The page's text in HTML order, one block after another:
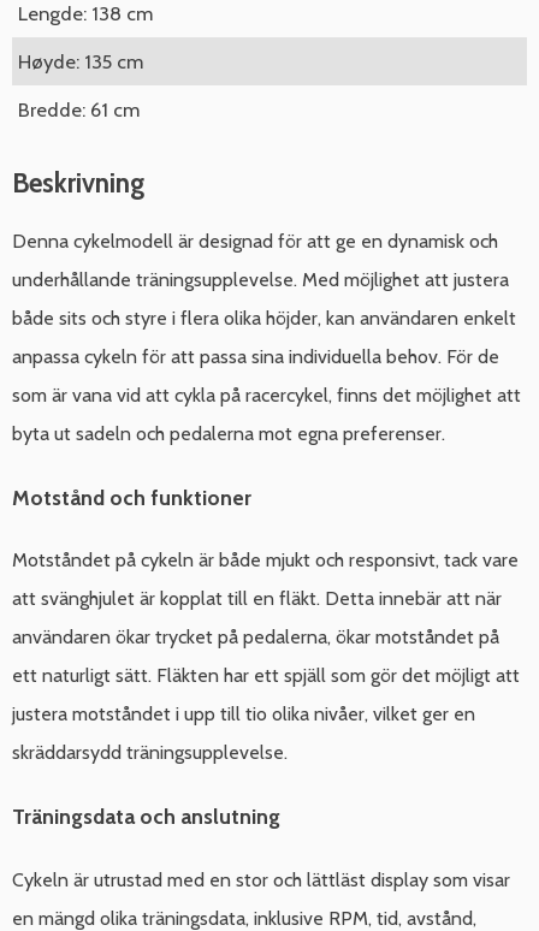
Lengde: 138 cm
Høyde: 135 cm
Bredde: 61 cm
Beskrivning
Denna cykelmodell är designad för att ge en dynamisk och
underhållande träningsupplevelse. Med möjlighet att justera
både sits och styre i flera olika höjder, kan användaren enkelt
anpassa cykeln för att passa sina individuella behov. För de
som är vana vid att cykla på racercykel, finns det möjlighet att
byta ut sadeln och pedalerna mot egna preferenser.
Motstånd och funktioner
Motståndet på cykeln är både mjukt och responsivt, tack vare
att svänghjulet är kopplat till en fläkt. Detta innebär att när
användaren ökar trycket på pedalerna, ökar motståndet på
ett naturligt sätt. Fläkten har ett spjäll som gör det möjligt att
justera motståndet i upp till tio olika nivåer, vilket ger en
skräddarsydd träningsupplevelse.
Träningsdata och anslutning
Cykeln är utrustad med en stor och lättläst display som visar
en mängd olika träningsdata, inklusive RPM, tid, avstånd,